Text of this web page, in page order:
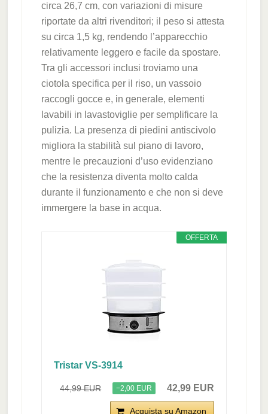
circa 26,7 cm, con variazioni di misure
riportate da altri rivenditori; il peso si attesta
su circa 1,5 kg, rendendo l’apparecchio
relativamente leggero e facile da spostare.
Tra gli accessori inclusi troviamo una
ciotola specifica per il riso, un vassoio
raccogli gocce e, in generale, elementi
lavabili in lavastoviglie per semplificare la
pulizia. La presenza di piedini antiscivolo
migliora la stabilità sul piano di lavoro,
mentre le precauzioni d’uso evidenziano
che la resistenza diventa molto calda
durante il funzionamento e che non si deve
immergere la base in acqua.
OFFERTA
Tristar VS-3914
44,99 EUR −2,00 EUR 42,99 EUR
Acquista su Amazon